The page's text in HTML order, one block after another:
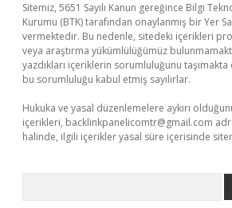
Sitemiz, 5651 Sayılı Kanun gereğince Bilgi
Kurumu (BTK) tarafından onaylanmış bir Yer
vermektedir. Bu nedenle, sitedeki içerikleri
veya araştırma yükümlülüğümüz
yazdıkları içeriklerin sorumluluğunu
bu sorumluluğu kabul etmiş sayılırlar.
Hukuka ve yasal düzenlemelere aykırı
içerikleri, backlinkpanelicomtr@gmail.com
halinde, ilgili içerikler yasal süre içerisinde